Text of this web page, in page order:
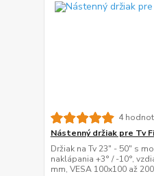
4
Nástenný držiak pre Tv
Držiak na Tv 23" - 50" s
naklápania +3° / -10°,
mm, VESA 100x100 až